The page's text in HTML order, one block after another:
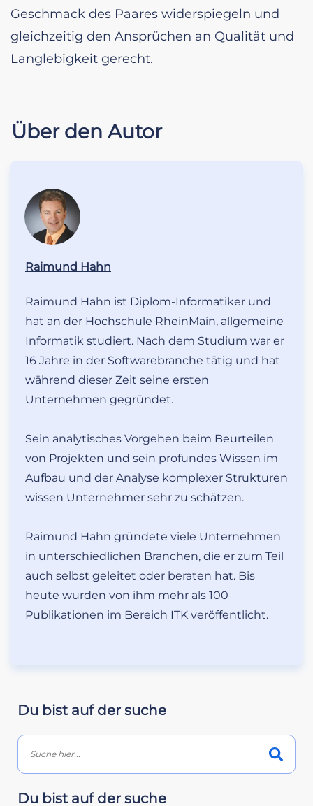
Geschmack des Paares widerspiegeln und
gleichzeitig den Ansprüchen an Qualität und
Langlebigkeit gerecht.
Über den Autor
Raimund Hahn
Raimund Hahn ist Diplom-Informatiker und
hat an der Hochschule RheinMain, allgemeine
Informatik studiert. Nach dem Studium war er
16 Jahre in der Softwarebranche tätig und hat
während dieser Zeit seine ersten
Unternehmen gegründet.
Sein analytisches Vorgehen beim Beurteilen
von Projekten und sein profundes Wissen im
Aufbau und der Analyse komplexer Strukturen
wissen Unternehmer sehr zu schätzen.
Raimund Hahn gründete viele Unternehmen
in unterschiedlichen Branchen, die er zum Teil
auch selbst geleitet oder beraten hat. Bis
heute wurden von ihm mehr als 100
Publikationen im Bereich ITK veröffentlicht.
Du bist auf der suche
Du bist auf der suche